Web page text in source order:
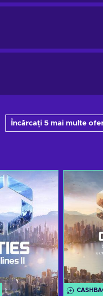
Încărcați 5 mai multe